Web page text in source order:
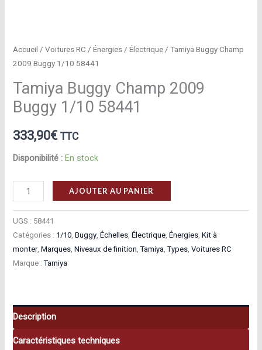
Accueil /Voitures RC /Énergies /Électrique / Tamiya Buggy Champ
2009 Buggy 1/10 58441
Tamiya Buggy Champ 2009
Buggy 1/10 58441
333,90€ TTC
Disponibilité : En stock
quantité
de
Tamiya
Buggy
Champ
2009
58441
AJOUTER AU PANIER
UGS : 58441
Catégories : 1/10,Buggy,Échelles,Électrique,Énergies,Kit à
monter,Marques,Niveaux de finition,Tamiya,Types,Voitures RC
Marque :Tamiya
Description
Caractéristiques techniques